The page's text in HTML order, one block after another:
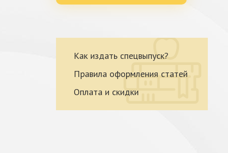
Как издать спецвыпуск?
Правила оформления статей
Оплата и скидки